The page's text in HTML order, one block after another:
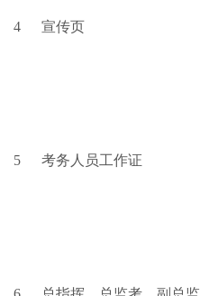
4 宣传页
5 考务人员工作证